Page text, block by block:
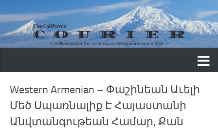
Skip to content
Western Armenian – Փաշինեան Աւելի
Մեծ Սպառնալիք Է Հայաստանի
Անվտանգութեան Համար, Քան